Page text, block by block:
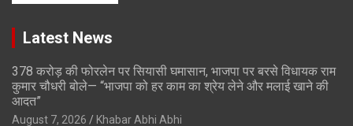
Latest News
378 करोड़ की फोरलेन पर सियासी घमासान, भाजपा पर बरसे विधायक राम
कुमार चौधरी बोले— “भाजपा को हर काम का श्रेय लेने और मलाई खाने की
आदत”
August 7, 2026 Khabar Abhi Abhi